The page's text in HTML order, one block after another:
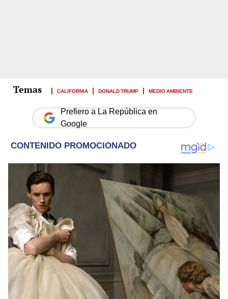
CALIFORNIA DONALD TRUMP MEDIO AMBIENTE
Prefiero a La República en
Google